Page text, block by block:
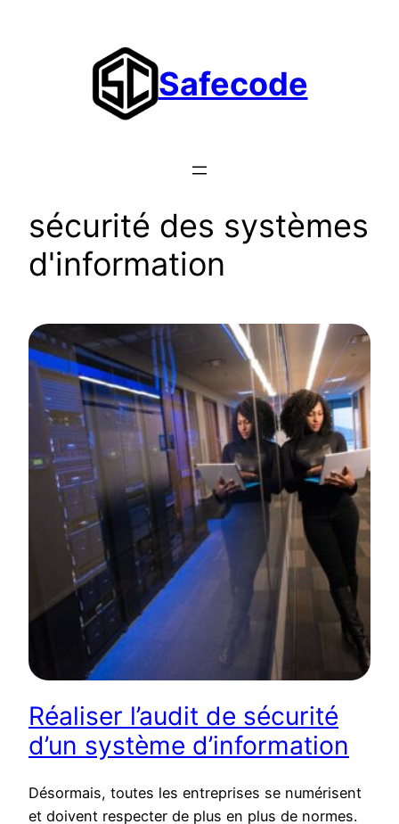
Safecode
sécurité des systèmes
d'information
Réaliser l’audit de sécurité
d’un système d’information
Désormais, toutes les entreprises se numérisent
et doivent respecter de plus en plus de normes.